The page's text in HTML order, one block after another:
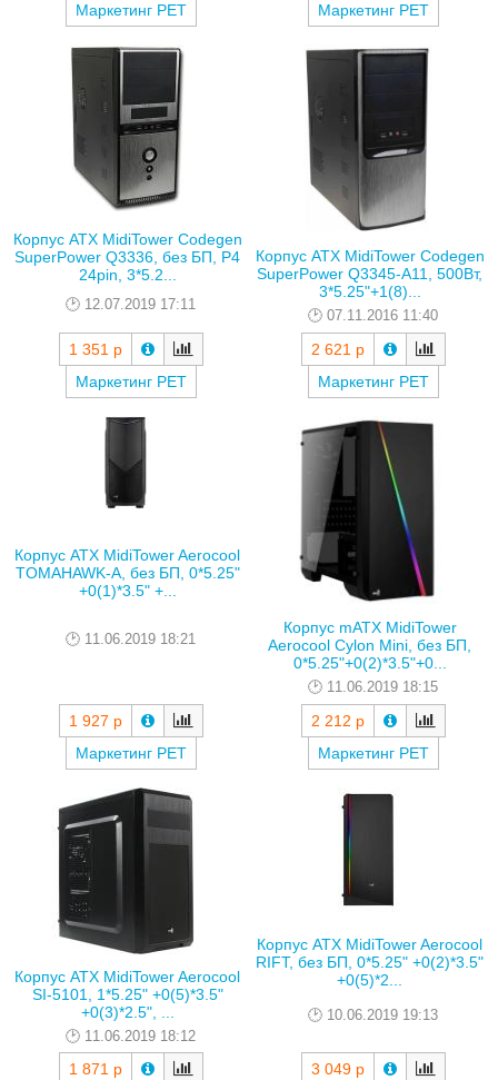
Маркетинг РЕТ
Маркетинг РЕТ
Корпус ATX MidiTower Codegen
SuperPower Q3336, без БП, P4
24pin, 3*5.2...
12.07.2019 17:11
1 351 р
Маркетинг РЕТ
Корпус ATX MidiTower Codegen
SuperPower Q3345-A11, 500Вт,
3*5.25"+1(8)...
07.11.2016 11:40
2 621 р
Маркетинг РЕТ
Корпус ATX MidiTower Aerocool
TOMAHAWK-A, без БП, 0*5.25"
+0(1)*3.5" +...
11.06.2019 18:21
1 927 р
Маркетинг РЕТ
Корпус mATX MidiTower
Aerocool Cylon Mini, без БП,
0*5.25"+0(2)*3.5"+0...
11.06.2019 18:15
2 212 р
Маркетинг РЕТ
Корпус ATX MidiTower Aerocool
SI-5101, 1*5.25" +0(5)*3.5"
+0(3)*2.5", ...
11.06.2019 18:12
1 871 р
Корпус ATX MidiTower Aerocool
RIFT, без БП, 0*5.25" +0(2)*3.5"
+0(5)*2...
10.06.2019 19:13
3 049 р